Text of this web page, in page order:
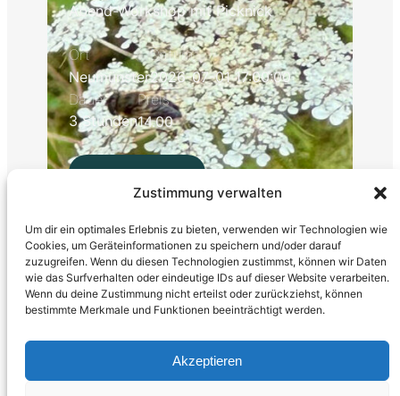
Zustimmung verwalten
Um dir ein optimales Erlebnis zu bieten, verwenden wir Technologien wie
Cookies, um Geräteinformationen zu speichern und/oder darauf
zuzugreifen. Wenn du diesen Technologien zustimmst, können wir Daten
wie das Surfverhalten oder eindeutige IDs auf dieser Website verarbeiten.
Wenn du deine Zustimmung nicht erteilst oder zurückziehst, können
bestimmte Merkmale und Funktionen beeinträchtigt werden.
Akzeptieren
Abend-Workshop mit Picknick
Ort
Neumünster
Datum
2026-07-01 17:00:00
Dauer
3 Stunden
Preis
14.00
:
Für
Summer
und
Brummer
WildesWandern
ImpressumDatenschutzerklärung